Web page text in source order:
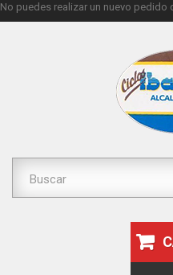
No puedes realizar un nuevo pedido